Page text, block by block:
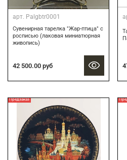
арт. Palgbtr0001
Сувенирная тарелка "Жар-птица" с
росписью (лаковая миниатюрная
живопись)
42 500.00 руб
Предзаказ